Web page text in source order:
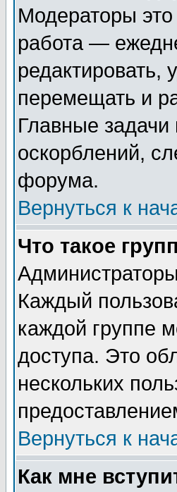
Модераторы это
работа —
редактировать,
перемещать и
Главные
оскорблений,
форума.
Вернуться к
Что такое
Каждый
каждой группе
доступа. Это
нескольких
Вернуться к
Как мне